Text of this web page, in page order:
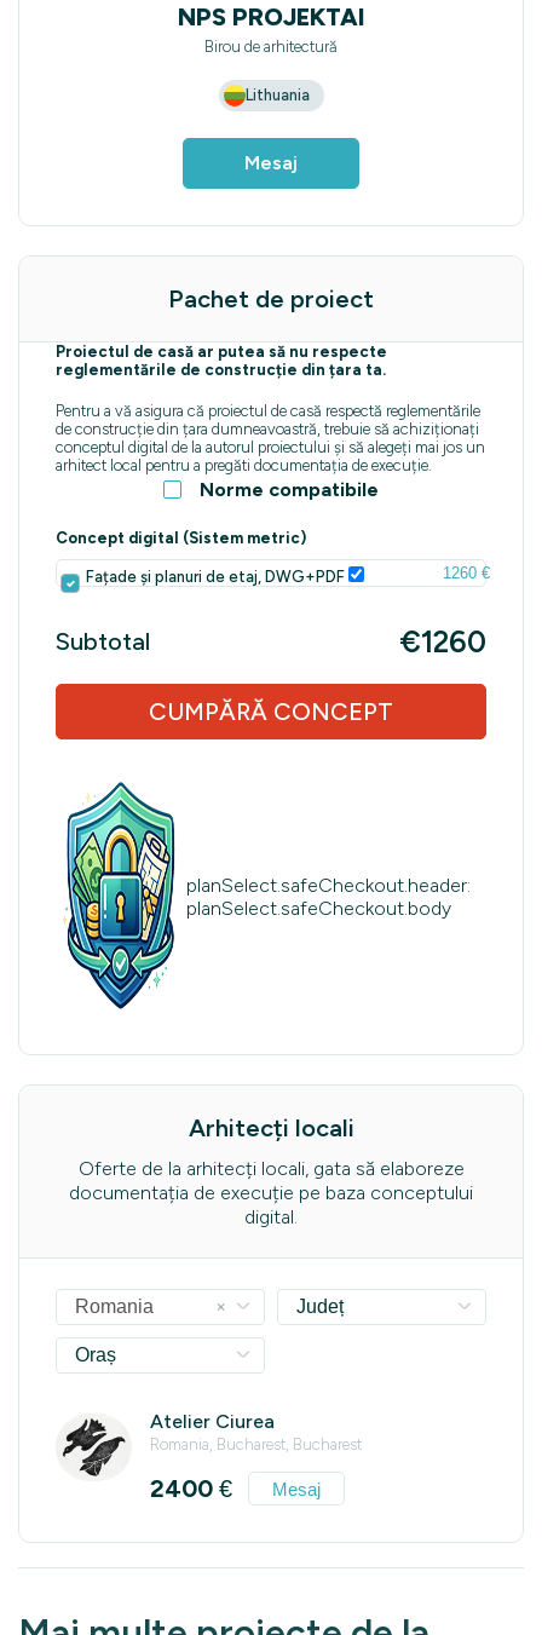
NPS PROJEKTAI
Birou de arhitectură
Lithuania
Mesaj
Pachet de proiect
Proiectul de casă ar putea să nu respecte
reglementările de construcție din țara ta.
Pentru a vă asigura că proiectul de casă respectă reglementările
de construcție din țara dumneavoastră, trebuie să achiziționați
conceptul digital de la autorul proiectului și să alegeți mai jos un
arhitect local pentru a pregăti documentația de execuție.
Norme compatibile
Concept digital (Sistem metric)
Fațade și planuri de etaj, DWG+PDF 1260 €
Subtotal €1260
CUMPĂRĂ CONCEPT
planSelect.safeCheckout.header:
planSelect.safeCheckout.body
Arhitecți locali
Oferte de la arhitecți locali, gata să elaboreze
documentația de execuție pe baza conceptului
digital.
×
Romania Județ
Oraș
Atelier Ciurea
Romania, Bucharest, Bucharest
2400 € Mesaj